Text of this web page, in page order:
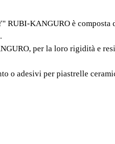
RUBI-KANGURO è
per la loro rigidità e
o adesivi per piastrelle